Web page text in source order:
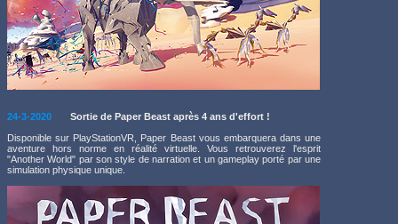
24-3-2020
Sortie de Paper Beast après 4 ans d'effort !
Disponible sur PlayStationVR, Paper Beast vous embarquera dans une
aventure hors norme en réalité virtuelle. Vous retrouverez l'esprit
"Another World" par son style de narration et un gameplay porté par une
simulation physique unique.